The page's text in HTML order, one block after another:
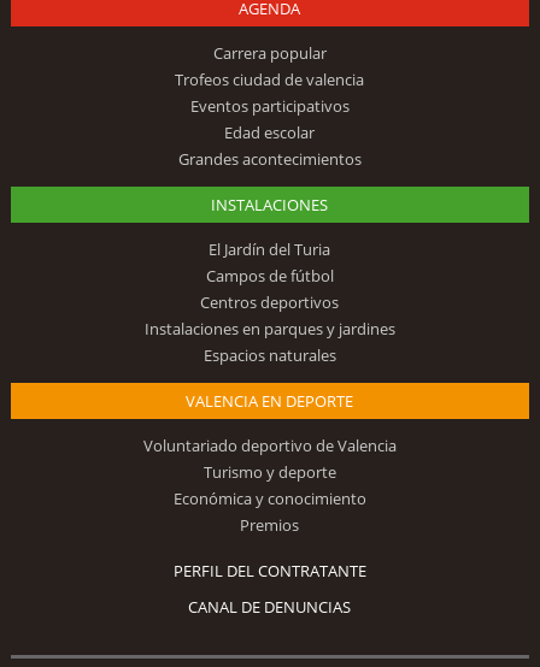
AGENDA
Carrera popular
Trofeos ciudad de valencia
Eventos participativos
Edad escolar
Grandes acontecimientos
INSTALACIONES
El Jardín del Turia
Campos de fútbol
Centros deportivos
Instalaciones en parques y jardines
Espacios naturales
VALENCIA EN DEPORTE
Voluntariado deportivo de Valencia
Turismo y deporte
Económica y conocimiento
Premios
PERFIL DEL CONTRATANTE
CANAL DE DENUNCIAS